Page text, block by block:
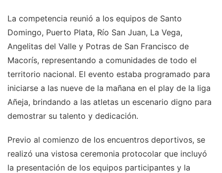
La competencia reunió a los equipos de Santo
Domingo, Puerto Plata, Río San Juan, La Vega,
Angelitas del Valle y Potras de San Francisco de
Macorís, representando a comunidades de todo el
territorio nacional. El evento estaba programado para
iniciarse a las nueve de la mañana en el play de la liga
Añeja, brindando a las atletas un escenario digno para
demostrar su talento y dedicación.
Previo al comienzo de los encuentros deportivos, se
realizó una vistosa ceremonia protocolar que incluyó
la presentación de los equipos participantes y la